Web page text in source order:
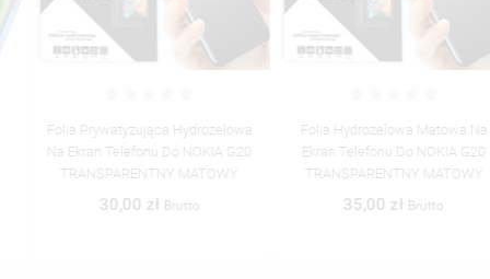
Folia Prywatyzująca Hydrożelowa
Na Ekran Telefonu Do NOKIA G20
TRANSPARENTNY MATOWY
30,00 złBrutto
Folia Hydrożelowa Matowa Na
Ekran Telefonu Do NOKIA G20
TRANSPARENTNY MATOWY
35,00 złBrutto